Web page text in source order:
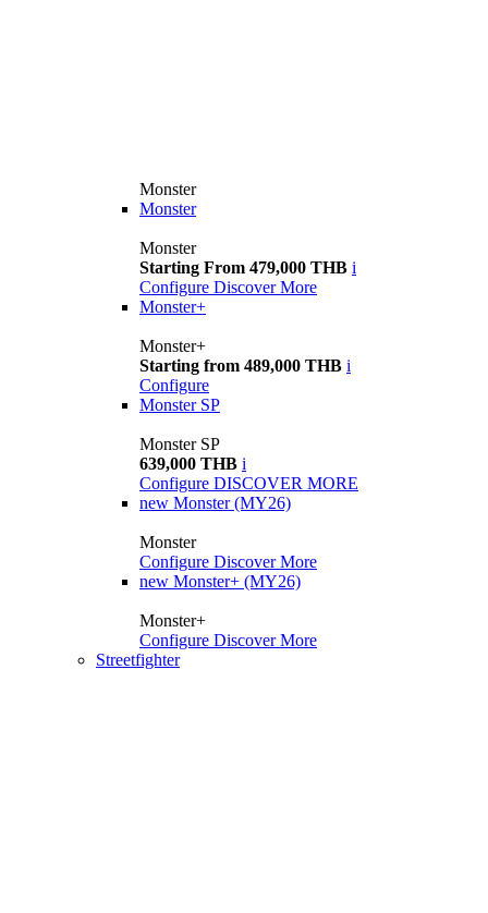
Monster
Monster
Monster
Starting From 479,000 THB i
Configure Discover More
Monster+
Monster+
Starting from 489,000 THB i
Configure
Monster SP
Monster SP
639,000 THB i
Configure DISCOVER MORE
new Monster (MY26)
Monster
Configure Discover More
new Monster+ (MY26)
Monster+
Configure Discover More
Streetfighter